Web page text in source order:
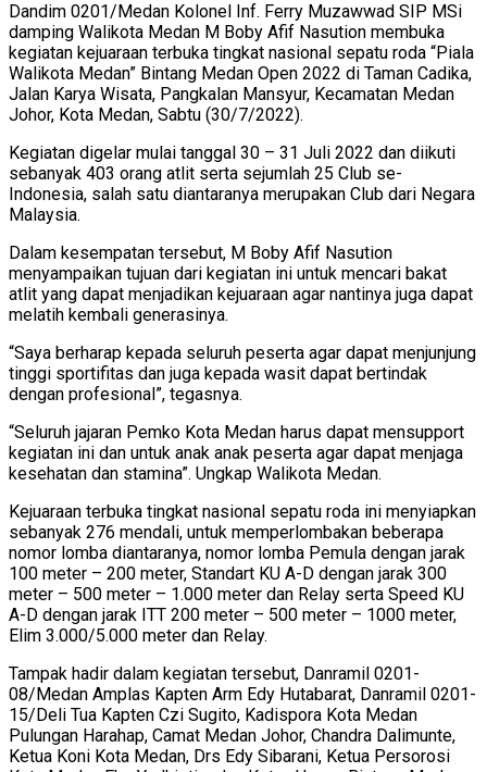
Dandim 0201/Medan Kolonel Inf. Ferry Muzawwad SIP MSi
damping Walikota Medan M Boby Afif Nasution membuka
kegiatan kejuaraan terbuka tingkat nasional sepatu roda “Piala
Walikota Medan” Bintang Medan Open 2022 di Taman Cadika,
Jalan Karya Wisata, Pangkalan Mansyur, Kecamatan Medan
Johor, Kota Medan, Sabtu (30/7/2022).
Kegiatan digelar mulai tanggal 30 – 31 Juli 2022 dan diikuti
sebanyak 403 orang atlit serta sejumlah 25 Club se-
Indonesia, salah satu diantaranya merupakan Club dari Negara
Malaysia.
Dalam kesempatan tersebut, M Boby Afif Nasution
menyampaikan tujuan dari kegiatan ini untuk mencari bakat
atlit yang dapat menjadikan kejuaraan agar nantinya juga dapat
melatih kembali generasinya.
“Saya berharap kepada seluruh peserta agar dapat menjunjung
tinggi sportifitas dan juga kepada wasit dapat bertindak
dengan profesional”, tegasnya.
“Seluruh jajaran Pemko Kota Medan harus dapat mensupport
kegiatan ini dan untuk anak anak peserta agar dapat menjaga
kesehatan dan stamina”. Ungkap Walikota Medan.
Kejuaraan terbuka tingkat nasional sepatu roda ini menyiapkan
sebanyak 276 mendali, untuk memperlombakan beberapa
nomor lomba diantaranya, nomor lomba Pemula dengan jarak
100 meter – 200 meter, Standart KU A-D dengan jarak 300
meter – 500 meter – 1.000 meter dan Relay serta Speed KU
A-D dengan jarak ITT 200 meter – 500 meter – 1000 meter,
Elim 3.000/5.000 meter dan Relay.
Tampak hadir dalam kegiatan tersebut, Danramil 0201-
08/Medan Amplas Kapten Arm Edy Hutabarat, Danramil 0201-
15/Deli Tua Kapten Czi Sugito, Kadispora Kota Medan
Pulungan Harahap, Camat Medan Johor, Chandra Dalimunte,
Ketua Koni Kota Medan, Drs Edy Sibarani, Ketua Persorosi